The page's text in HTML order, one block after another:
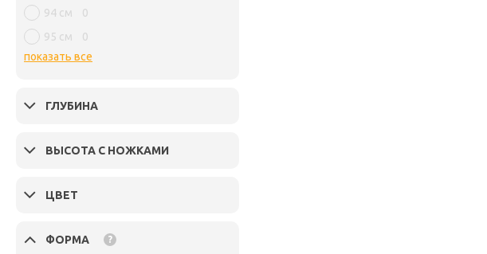
94 см
0
95 см
0
показать все
ГЛУБИНА
ВЫСОТА С НОЖКАМИ
ЦВЕТ
ФОРМА ?